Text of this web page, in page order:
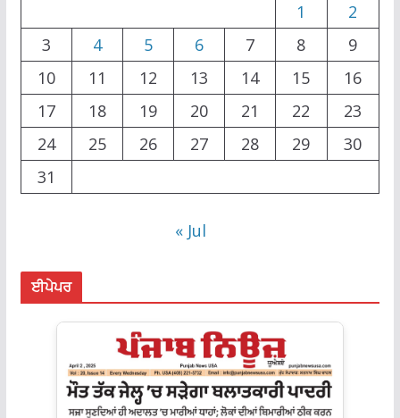
1
2
3
4 5 6 7 8
9
10
11 12 13 14 15
16
17
18 19 20 21 22
23
24
25 26 27 28 29
30
31
« Jul
ਈਪੇਪਰ